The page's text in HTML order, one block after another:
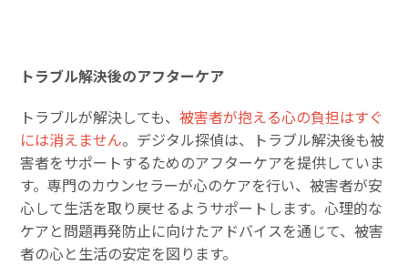
トラブル解決後のアフターケア
トラブルが解決しても、被害者が抱える心の負担はすぐ
には消えません。デジタル探偵は、トラブル解決後も被
害者をサポートするためのアフターケアを提供していま
す。専門のカウンセラーが心のケアを行い、被害者が安
心して生活を取り戻せるようサポートします。心理的な
ケアと問題再発防止に向けたアドバイスを通じて、被害
者の心と生活の安定を図ります。